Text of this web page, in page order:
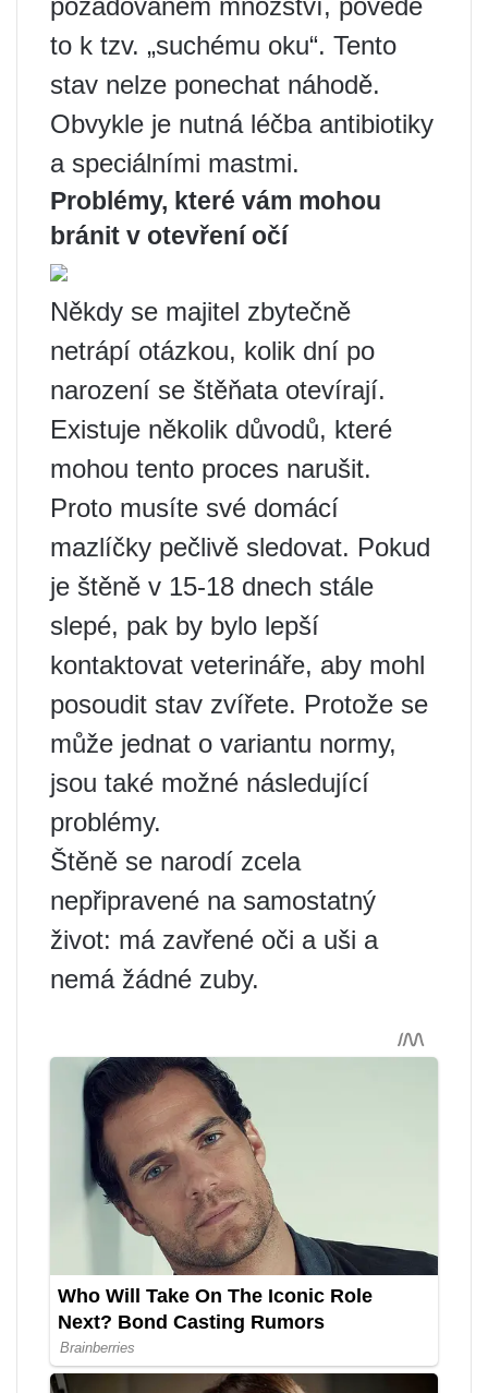
požadovaném množství, povede
to k tzv. „suchému oku“. Tento
stav nelze ponechat náhodě.
Obvykle je nutná léčba antibiotiky
a speciálními mastmi.
Problémy, které vám mohou
bránit v otevření očí
Někdy se majitel zbytečně
netrápí otázkou, kolik dní po
narození se štěňata otevírají.
Existuje několik důvodů, které
mohou tento proces narušit.
Proto musíte své domácí
mazlíčky pečlivě sledovat. Pokud
je štěně v 15-18 dnech stále
slepé, pak by bylo lepší
kontaktovat veterináře, aby mohl
posoudit stav zvířete. Protože se
může jednat o variantu normy,
jsou také možné následující
problémy.
Štěně se narodí zcela
nepřipravené na samostatný
život: má zavřené oči a uši a
nemá žádné zuby.